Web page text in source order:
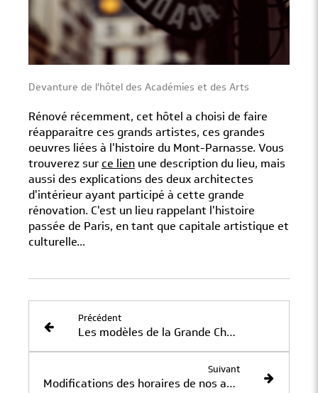
Devanture de l'hôtel des Académies et des Arts
Rénové récemment, cet hôtel a choisi de faire
réapparaitre ces grands artistes, ces grandes
oeuvres liées à l'histoire du Mont-Parnasse. Vous
trouverez sur ce lien une description du lieu, mais
aussi des explications des deux architectes
d'intérieur ayant participé à cette grande
rénovation. C'est un lieu rappelant l'histoire
passée de Paris, en tant que capitale artistique et
culturelle...
Précédent
Les modèles de la Grande Chaumière
Suivant
Modifications des horaires de nos ateliers à compter du 1er septembre 2022